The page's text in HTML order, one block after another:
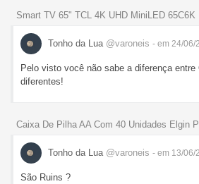
Smart TV 65" TCL 4K UHD MiniLED 65C6K
Tonho da Lua @varoneis - em 24/06/
Pelo visto você não sabe a diferença
diferentes!
Caixa De Pilha AA Com 40 Unidades Elgin
Tonho da Lua @varoneis - em 13/06/
São Ruins ?